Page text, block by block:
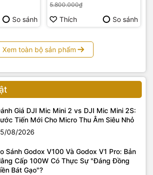
So sánh
5.800.000₫
Thích So sánh
Xem toàn bộ sản phẩm
Giá DJI Mic Mini 2 vs DJI Mic Mini 2S:
Tiến Mới Cho Micro Thu Âm Siêu Nhỏ
08/2026
Sánh Godox V100 Và Godox V1 Pro: Bản
Cấp 100W Có Thực Sự "Đáng Đồng
Bát Gạo"?